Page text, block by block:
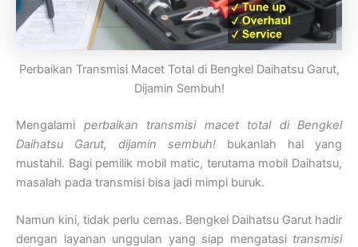
Perbaikan Transmisi Macet Total di Bengkel Daihatsu Garut,
Dijamin Sembuh!
Mengalami perbaikan transmisi macet total di Bengkel
Daihatsu Garut, dijamin sembuh! bukanlah hal yang
mustahil. Bagi pemilik mobil matic, terutama mobil Daihatsu,
masalah pada transmisi bisa jadi mimpi buruk.
Namun kini, tidak perlu cemas. Bengkel Daihatsu Garut hadir
dengan layanan unggulan yang siap mengatasi transmisi